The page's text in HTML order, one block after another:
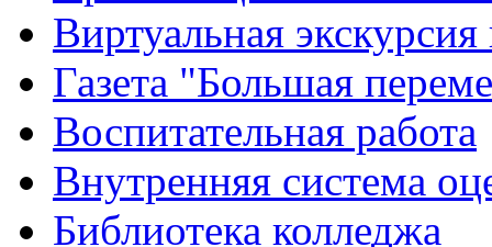
Виртуальная
Газета "Большая
Воспитательная работа
Внутренняя система
Библиотека колледжа